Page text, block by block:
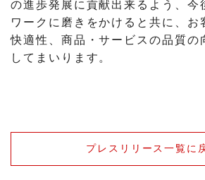
の進歩発展に貢献出来るよう、今
ワークに磨きをかけると共に、お
快適性、商品・サービスの品質の
してまいります。
プレスリリース一覧に